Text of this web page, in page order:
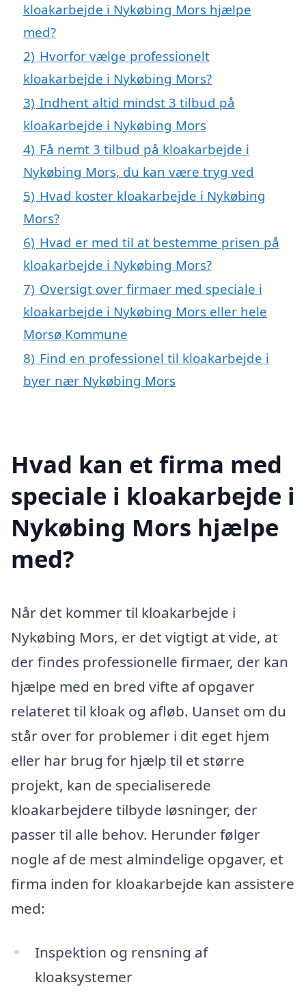
kloakarbejde i Nykøbing Mors hjælpe
med?
2) Hvorfor vælge professionelt
kloakarbejde i Nykøbing Mors?
3) Indhent altid mindst 3 tilbud på
kloakarbejde i Nykøbing Mors
4) Få nemt 3 tilbud på kloakarbejde i
Nykøbing Mors, du kan være tryg ved
5) Hvad koster kloakarbejde i Nykøbing
Mors?
6) Hvad er med til at bestemme prisen på
kloakarbejde i Nykøbing Mors?
7) Oversigt over firmaer med speciale i
kloakarbejde i Nykøbing Mors eller hele
Morsø Kommune
8) Find en professionel til kloakarbejde i
byer nær Nykøbing Mors
Hvad kan et firma med
speciale i kloakarbejde i
Nykøbing Mors hjælpe
med?
Når det kommer til kloakarbejde i
Nykøbing Mors, er det vigtigt at vide, at
der findes professionelle firmaer, der kan
hjælpe med en bred vifte af opgaver
relateret til kloak og afløb. Uanset om du
står over for problemer i dit eget hjem
eller har brug for hjælp til et større
projekt, kan de specialiserede
kloakarbejdere tilbyde løsninger, der
passer til alle behov. Herunder følger
nogle af de mest almindelige opgaver, et
firma inden for kloakarbejde kan assistere
med:
Inspektion og rensning af
kloaksystemer